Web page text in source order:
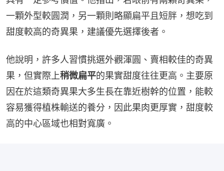
一顆外型較圓潤，另一顆則略顯扁平且短胖，想吃到
甜度較高的奇異果，建議優先選擇後者。
他說明，許多人習慣挑選外觀渾圓、賣相較佳的奇異
果，但實際上稍微扁平的果實甜度往往更高。主要原
因在於這類奇異果大多生長在靠近樹幹的位置，能較
容易獲得植株輸送的養分，因此果肉更厚實，甜度較
高的中心區域也相對寬廣。